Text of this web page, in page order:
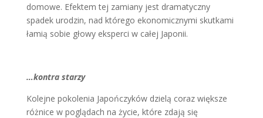
domowe. Efektem tej zamiany jest dramatyczny
spadek urodzin, nad którego ekonomicznymi skutkami
łamią sobie głowy eksperci w całej Japonii.
…kontra starzy
Kolejne pokolenia Japończyków dzielą coraz większe
różnice w poglądach na życie, które zdają się